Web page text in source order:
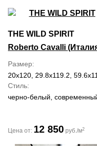
THE WILD SPIRIT
Roberto Cavalli
Размер
20x120, 29.8x119.2,
Стиль
черно-белый,
Цена от: 12 850 руб./м2